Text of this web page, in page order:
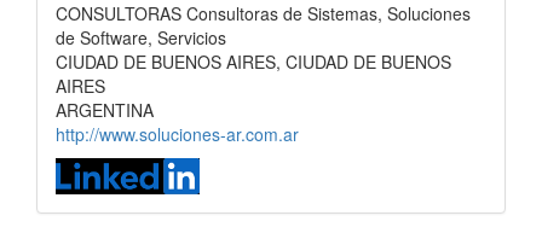
CONSULTORAS Consultoras de Sistemas, Soluciones
de Software, Servicios
CIUDAD DE BUENOS AIRES, CIUDAD DE BUENOS
AIRES
ARGENTINA
http://www.soluciones-ar.com.ar